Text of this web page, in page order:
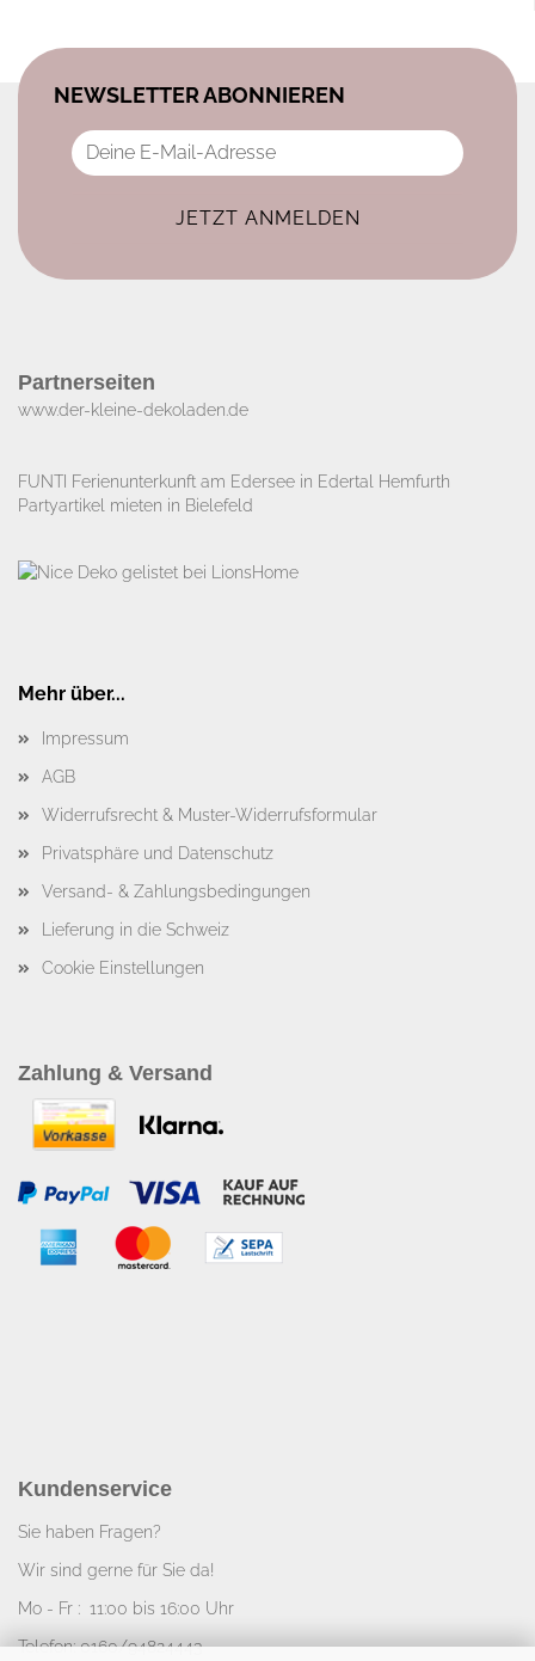
NEWSLETTER ABONNIEREN
Partnerseiten
www.der-kleine-dekoladen.de​
FUNTI Ferienunterkunft am Edersee in Edertal Hemfurth
Partyartikel mieten in Bielefeld
Mehr über...
Impressum
AGB
Widerrufsrecht & Muster-Widerrufsformular
Privatsphäre und Datenschutz
Versand- & Zahlungsbedingungen
Lieferung in die Schweiz
Cookie Einstellungen
Zahlung & Versand
Kundenservice
Sie haben Fragen?
Wir sind gerne für Sie da!
Mo - Fr : 11:00 bis 16:00 Uhr
Telefon: 0160/94824443